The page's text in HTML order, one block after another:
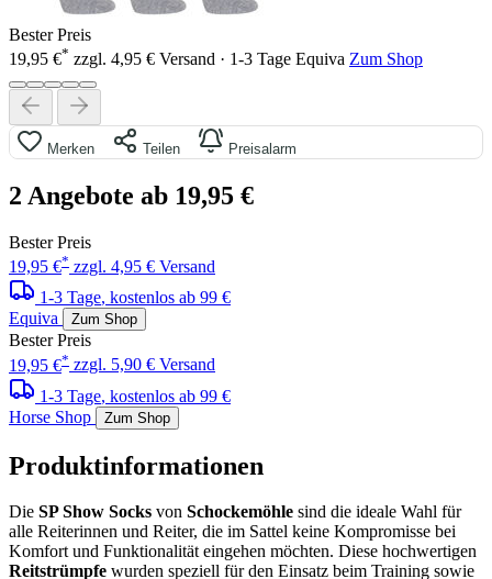
Bester Preis
19,95 €* zzgl. 4,95 € Versand · 1-3 Tage Equiva Zum Shop
Merken Teilen Preisalarm
2 Angebote ab 19,95 €
Bester Preis
19,95 €* zzgl. 4,95 € Versand
1-3 Tage, kostenlos ab 99 €
Equiva
Zum Shop
Bester Preis
19,95 €* zzgl. 5,90 € Versand
1-3 Tage, kostenlos ab 99 €
Horse Shop
Zum Shop
Produktinformationen
Die SP Show Socks von Schockemöhle sind die ideale Wahl für
alle Reiterinnen und Reiter, die im Sattel keine Kompromisse bei
Komfort und Funktionalität eingehen möchten. Diese hochwertigen
Reitstrümpfe wurden speziell für den Einsatz beim Training sowie